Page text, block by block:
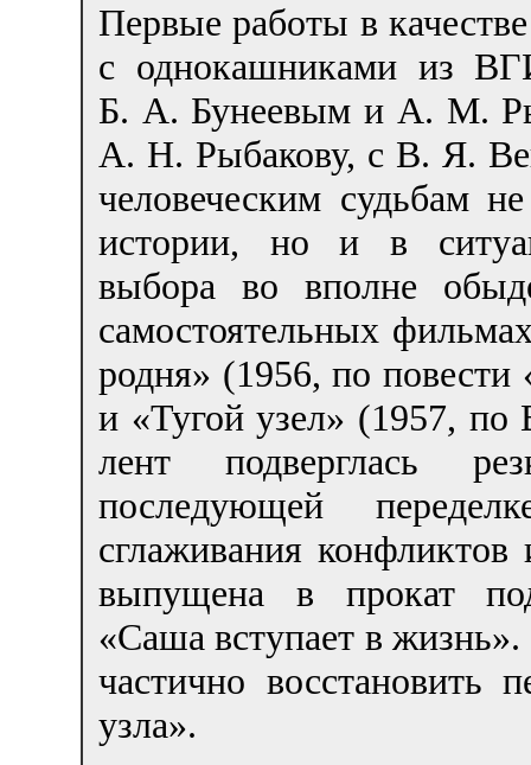
Первые работы в
с однокашниками из
Б. А. Бунеевым и А. М.
А. Н. Рыбакову, с В. Я.
человеческим судьбам
истории, но и в
выбора во вполне
самостоятельных
родня» (1956, по
и «Тугой узел» (1957,
лент подверглась
последующей
сглаживания
выпущена в прокат
«Саша вступает в
частично восстановить
узла».